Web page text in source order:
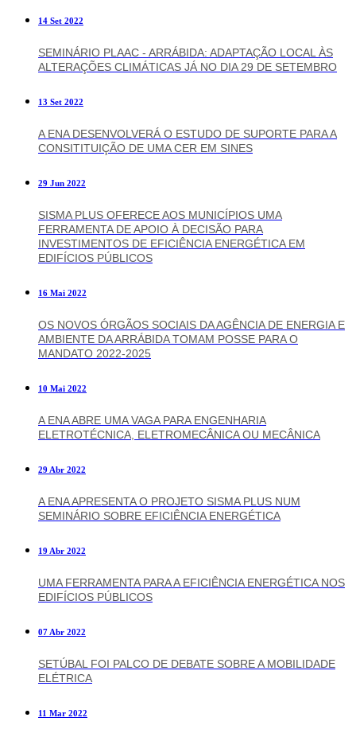
14 Set 2022
SEMINÁRIO PLAAC - ARRÁBIDA: ADAPTAÇÃO LOCAL ÀS
ALTERAÇÕES CLIMÁTICAS JÁ NO DIA 29 DE SETEMBRO
13 Set 2022
A ENA DESENVOLVERÁ O ESTUDO DE SUPORTE PARA A
CONSITITUIÇÃO DE UMA CER EM SINES
29 Jun 2022
SISMA PLUS OFERECE AOS MUNICÍPIOS UMA
FERRAMENTA DE APOIO À DECISÃO PARA
INVESTIMENTOS DE EFICIÊNCIA ENERGÉTICA EM
EDIFÍCIOS PÚBLICOS
16 Mai 2022
OS NOVOS ÓRGÃOS SOCIAIS DA AGÊNCIA DE ENERGIA E
AMBIENTE DA ARRÁBIDA TOMAM POSSE PARA O
MANDATO 2022-2025
10 Mai 2022
A ENA ABRE UMA VAGA PARA ENGENHARIA
ELETROTÉCNICA, ELETROMECÂNICA OU MECÂNICA
29 Abr 2022
A ENA APRESENTA O PROJETO SISMA PLUS NUM
SEMINÁRIO SOBRE EFICIÊNCIA ENERGÉTICA
19 Abr 2022
UMA FERRAMENTA PARA A EFICIÊNCIA ENERGÉTICA NOS
EDIFÍCIOS PÚBLICOS
07 Abr 2022
SETÚBAL FOI PALCO DE DEBATE SOBRE A MOBILIDADE
ELÉTRICA
11 Mar 2022